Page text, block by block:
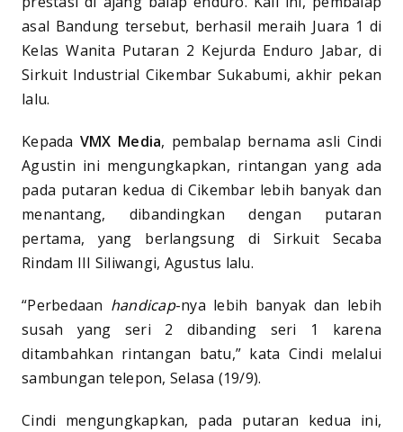
asal Bandung tersebut, berhasil meraih Juara 1 di
Kelas Wanita Putaran 2 Kejurda Enduro Jabar, di
Sirkuit Industrial Cikembar Sukabumi, akhir pekan
lalu.
Kepada VMX Media, pembalap bernama asli Cindi
Agustin ini mengungkapkan, rintangan yang ada
pada putaran kedua di Cikembar lebih banyak dan
menantang, dibandingkan dengan putaran
pertama, yang berlangsung di Sirkuit Secaba
Rindam III Siliwangi, Agustus lalu.
“Perbedaan handicap-nya lebih banyak dan lebih
susah yang seri 2 dibanding seri 1 karena
ditambahkan rintangan batu,” kata Cindi melalui
sambungan telepon, Selasa (19/9).
Cindi mengungkapkan, pada putaran kedua ini,